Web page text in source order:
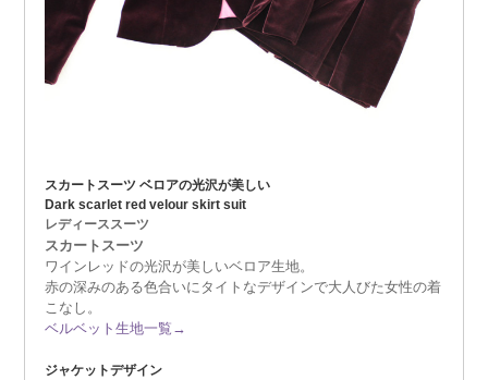
スカートスーツ ベロアの光沢が美しい
Dark scarlet red velour skirt suit
レディーススーツ
スカートスーツ
ワインレッドの光沢が美しいベロア生地。
赤の深みのある色合いにタイトなデザインで大人びた女性の着
こなし。
ベルベット生地一覧→
ジャケットデザイン